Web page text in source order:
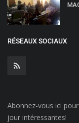
RÉSEAUX SOCIAUX
Abonnez-vous ici
jour intéressantes!